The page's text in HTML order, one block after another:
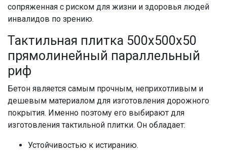
сопряженная с риском для жизни и здоровья людей
инвалидов по зрению.
Тактильная плитка 500х500х50
прямолинейный параллельный
риф
Бетон является самым прочным, неприхотливым и
дешевым материалом для изготовления дорожного
покрытия. Именно поэтому его выбирают для
изготовления тактильной плитки. Он обладает:
Устойчивостью к истиранию.